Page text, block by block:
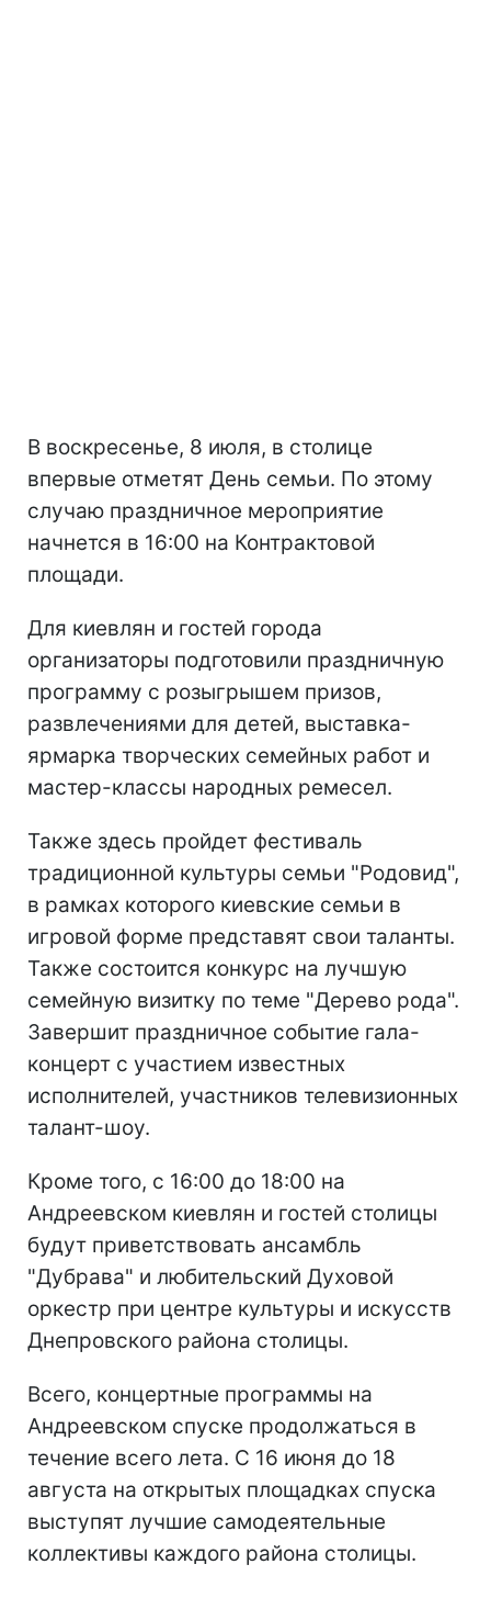
В воскресенье, 8 июля, в столице
впервые отметят День семьи. По этому
случаю праздничное мероприятие
начнется в 16:00 на Контрактовой
площади.
Для киевлян и гостей города
организаторы подготовили праздничную
программу с розыгрышем призов,
развлечениями для детей, выставка-
ярмарка творческих семейных работ и
мастер-классы народных ремесел.
Также здесь пройдет фестиваль
традиционной культуры семьи "Родовид",
в рамках которого киевские семьи в
игровой форме представят свои таланты.
Также состоится конкурс на лучшую
семейную визитку по теме "Дерево рода".
Завершит праздничное событие гала-
концерт с участием известных
исполнителей, участников телевизионных
талант-шоу.
Кроме того, с 16:00 до 18:00 на
Андреевском киевлян и гостей столицы
будут приветствовать ансамбль
"Дубрава" и любительский Духовой
оркестр при центре культуры и искусств
Днепровского района столицы.
Всего, концертные программы на
Андреевском спуске продолжаться в
течение всего лета. С 16 июня до 18
августа на открытых площадках спуска
выступят лучшие самодеятельные
коллективы каждого района столицы.